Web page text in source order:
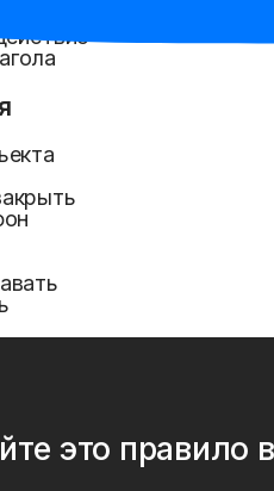
это правило